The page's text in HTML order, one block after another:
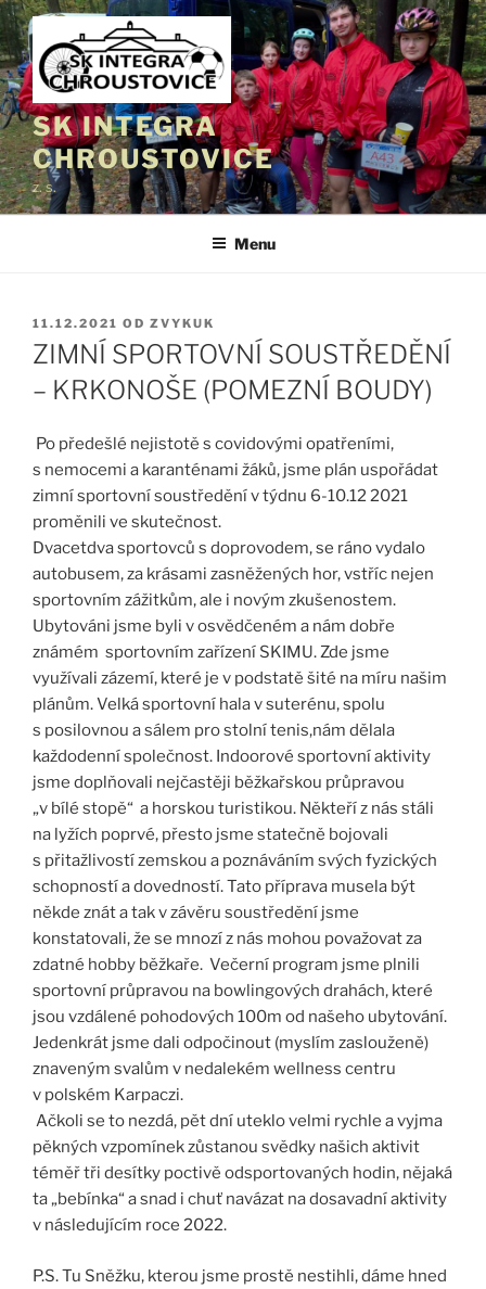
Přejít
k
obsahu
webu
SK INTEGRA
CHROUSTOVICE
z. s.
Menu
PUBLIKOVÁNO
11.12.2021 OD ZVYKUK
ZIMNÍ SPORTOVNÍ SOUSTŘEDĚNÍ
– KRKONOŠE (POMEZNÍ BOUDY)
Po předešlé nejistotě s covidovými opatřeními,
s nemocemi a karanténami žáků, jsme plán uspořádat
zimní sportovní soustředění v týdnu 6-10.12 2021
proměnili ve skutečnost.
Dvacetdva sportovců s doprovodem, se ráno vydalo
autobusem, za krásami zasněžených hor, vstříc nejen
sportovním zážitkům, ale i novým zkušenostem.
Ubytováni jsme byli v osvědčeném a nám dobře
známém sportovním zařízení SKIMU. Zde jsme
využívali zázemí, které je v podstatě šité na míru našim
plánům. Velká sportovní hala v suterénu, spolu
s posilovnou a sálem pro stolní tenis,nám dělala
každodenní společnost. Indoorové sportovní aktivity
jsme doplňovali nejčastěji běžkařskou průpravou
„v bílé stopě“ a horskou turistikou. Někteří z nás stáli
na lyžích poprvé, přesto jsme statečně bojovali
s přitažlivostí zemskou a poznáváním svých fyzických
schopností a dovedností. Tato příprava musela být
někde znát a tak v závěru soustředění jsme
konstatovali, že se mnozí z nás mohou považovat za
zdatné hobby běžkaře. Večerní program jsme plnili
sportovní průpravou na bowlingových drahách, které
jsou vzdálené pohodových 100m od našeho ubytování.
Jedenkrát jsme dali odpočinout (myslím zaslouženě)
znaveným svalům v nedalekém wellness centru
v polském Karpaczi.
Ačkoli se to nezdá, pět dní uteklo velmi rychle a vyjma
pěkných vzpomínek zůstanou svědky našich aktivit
téměř tři desítky poctivě odsportovaných hodin, nějaká
ta „bebínka“ a snad i chuť navázat na dosavadní aktivity
v následujícím roce 2022.
P.S. Tu Sněžku, kterou jsme prostě nestihli, dáme hned